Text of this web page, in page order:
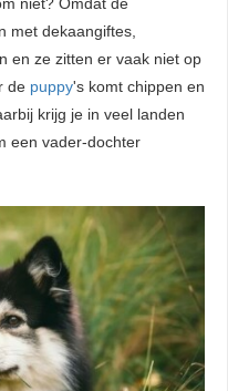
met dekaangiftes,
en ze zitten er vaak niet op
de puppy's komt chippen en
krijg je in veel landen
een vader-dochter